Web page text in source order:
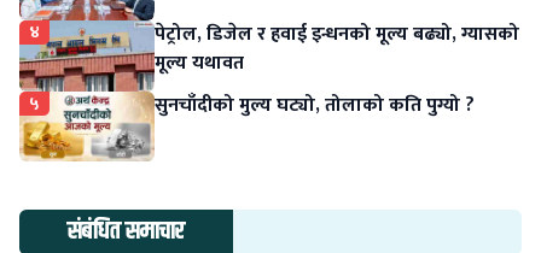
४
पेट्रोल, डिजेल र हवाई इन्धनको मूल्य बढ्यो, ग्यासको
मूल्य यथावत
५ सुनचाँदीको मुल्य घट्यो, तोलाको कति पुग्यो ?
संबंधित समाचार